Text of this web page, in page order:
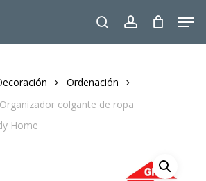
searchaccount
Ordenación
Organizador colgante de ropa
Home